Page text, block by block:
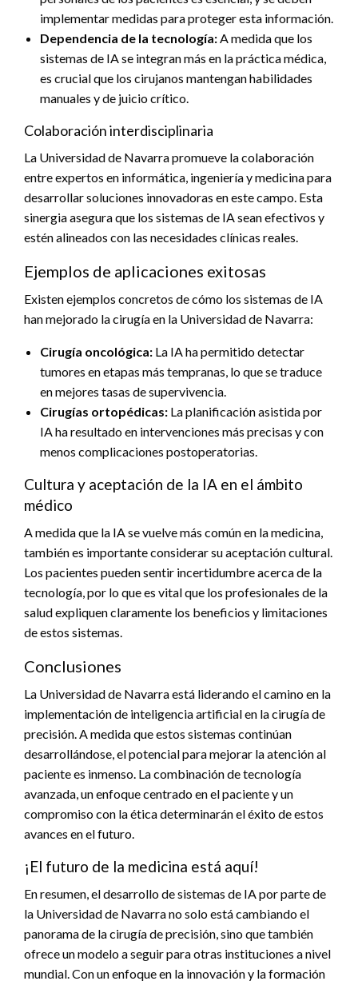
implementar medidas para proteger esta información.
Dependencia de la tecnología:A medida que los
sistemas de IA se integran más en la práctica médica,
es crucial que los cirujanos mantengan habilidades
manuales y de juicio crítico.
Colaboración interdisciplinaria
La Universidad de Navarra promueve la colaboración
entre expertos en informática, ingeniería y medicina para
desarrollar soluciones innovadoras en este campo. Esta
sinergia asegura que los sistemas de IA sean efectivos y
estén alineados con las necesidades clínicas reales.
Ejemplos de aplicaciones exitosas
Existen ejemplos concretos de cómo los sistemas de IA
han mejorado la cirugía en la Universidad de Navarra:
Cirugía oncológica: La IA ha permitido detectar
tumores en etapas más tempranas, lo que se traduce
en mejores tasas de supervivencia.
Cirugías ortopédicas: La planificación asistida por
IA ha resultado en intervenciones más precisas y con
menos complicaciones postoperatorias.
Cultura y aceptación de la IA en el ámbito
médico
A medida que la IA se vuelve más común en la medicina,
también es importante considerar su aceptación cultural.
Los pacientes pueden sentir incertidumbre acerca de la
tecnología, por lo que es vital que los profesionales de la
salud expliquen claramente los beneficios y limitaciones
de estos sistemas.
Conclusiones
La Universidad de Navarra está liderando el camino en la
implementación de inteligencia artificial en la cirugía de
precisión. A medida que estos sistemas continúan
desarrollándose, el potencial para mejorar la atención al
paciente es inmenso. La combinación de tecnología
avanzada, un enfoque centrado en el paciente y un
compromiso con la ética determinarán el éxito de estos
avances en el futuro.
¡El futuro de la medicina está aquí!
En resumen, el desarrollo de sistemas de IA por parte de
la Universidad de Navarra no solo está cambiando el
panorama de la cirugía de precisión, sino que también
ofrece un modelo a seguir para otras instituciones a nivel
mundial. Con un enfoque en la innovación y la formación